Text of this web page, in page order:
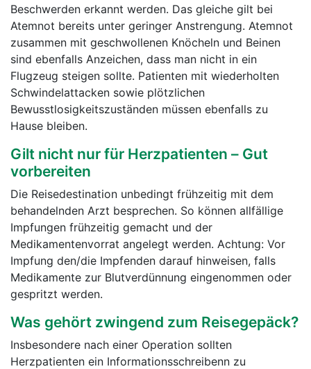
Beschwerden erkannt werden. Das gleiche gilt bei
Atemnot bereits unter geringer Anstrengung. Atemnot
zusammen mit geschwollenen Knöcheln und Beinen
sind ebenfalls Anzeichen, dass man nicht in ein
Flugzeug steigen sollte. Patienten mit wiederholten
Schwindelattacken sowie plötzlichen
Bewusstlosigkeitszuständen müssen ebenfalls zu
Hause bleiben.
Gilt nicht nur für Herzpatienten – Gut
vorbereiten
Die Reisedestination unbedingt frühzeitig mit dem
behandelnden Arzt besprechen. So können allfällige
Impfungen frühzeitig gemacht und der
Medikamentenvorrat angelegt werden. Achtung: Vor
Impfung den/die Impfenden darauf hinweisen, falls
Medikamente zur Blutverdünnung eingenommen oder
gespritzt werden.
Was gehört zwingend zum Reisegepäck?
Insbesondere nach einer Operation sollten
Herzpatienten ein Informationsschreibenn zu